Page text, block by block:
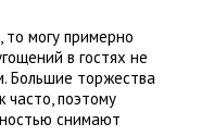
могу примерно
в гостях не
Большие торжества
поэтому
снимают